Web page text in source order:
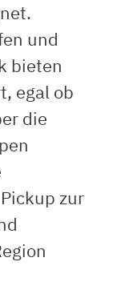
und
bieten
egal ob
die
zur